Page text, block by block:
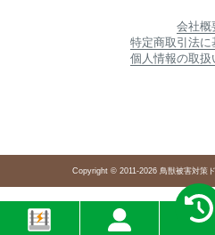
会社概
特定商取引法に
個人情報の取扱
Copyright © 2011-2026 鳥獣被害対策